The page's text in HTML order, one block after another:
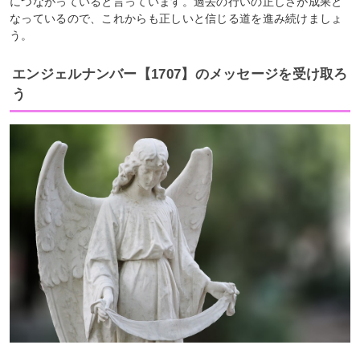
なっているので、これからも正しいと信じる道を進み続けましょ
う。
エンジェルナンバー【1707】のメッセージを受け取ろ
う